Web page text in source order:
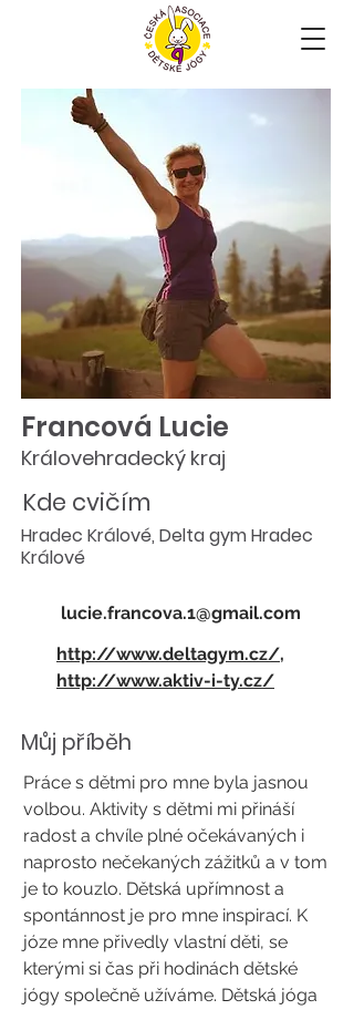
Francová Lucie
Hradec Králové, Delta gym Hradec
Králové
lucie.francova.1@gmail.com
http://www.deltagym.cz/,
http://www.aktiv-i-ty.cz/
Královehradecký kraj
Kde cvičím
Můj příběh
Práce s dětmi pro mne byla jasnou
volbou. Aktivity s dětmi mi přináší
radost a chvíle plné očekávaných i
naprosto nečekaných zážitků a v tom
je to kouzlo. Dětská upřímnost a
spontánnost je pro mne inspirací. K
józe mne přivedly vlastní děti, se
kterými si čas při hodinách dětské
jógy společně užíváme. Dětská jóga